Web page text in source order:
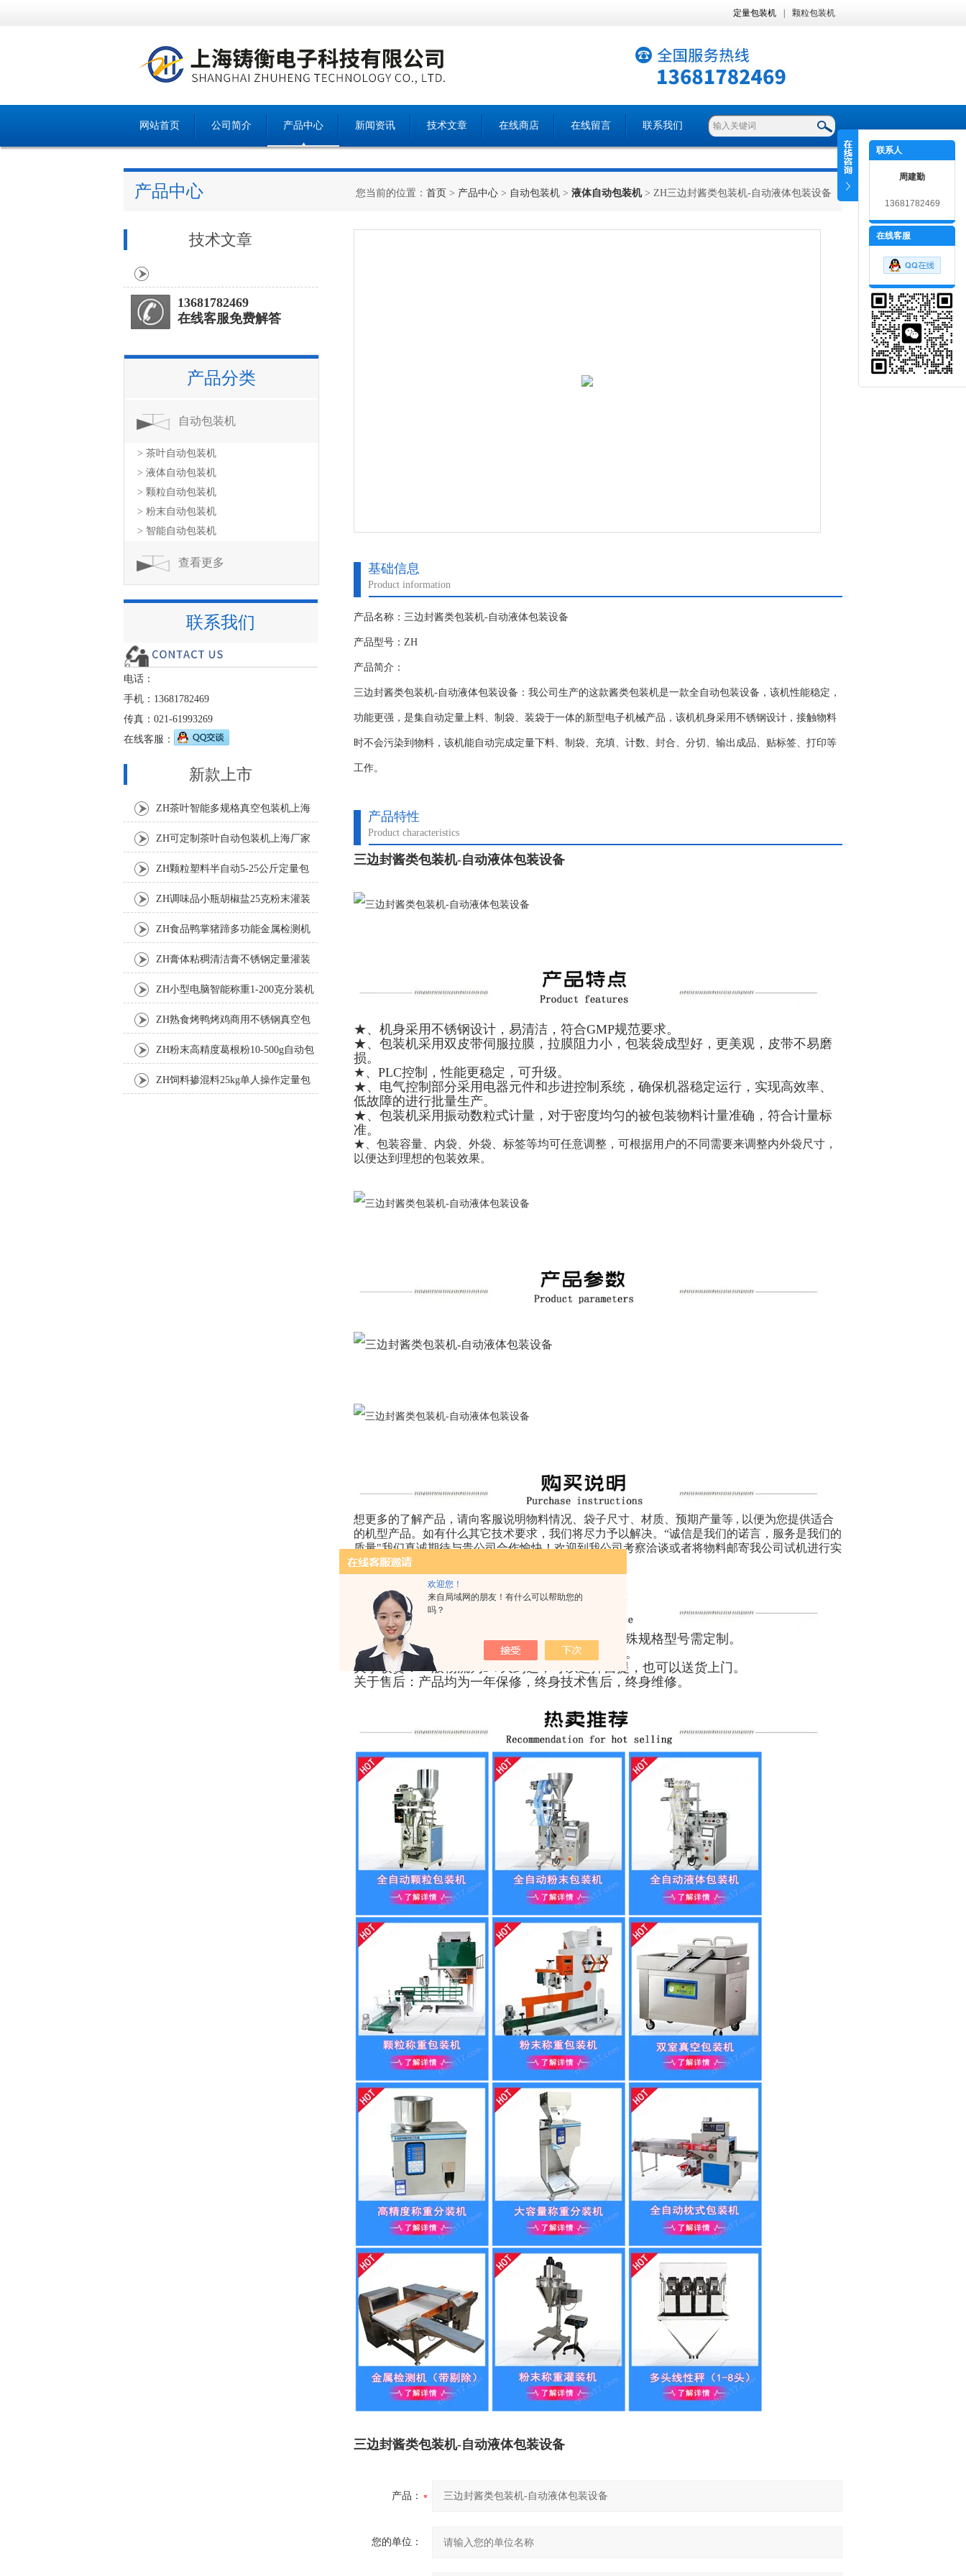
欢迎您！
来自局域网的朋友！有什么可以帮助您的
吗？
定量包装机 颗粒包装机
网站首页 公司简介 产品中心 新闻资讯 技术文章 在线商店 在线留言 联系我们
产品中心 您当前的位置： 首页 > 产品中心 > 自动包装机 > 液体自动包装机> ZH三边封酱类包装机-自动液体包装设备
基础信息
Product information
产品名称：三边封酱类包装机-自动液体包装设备
产品型号：ZH
产品简介：
三边封酱类包装机-自动液体包装设备：我公司生产的这款酱类包装机是一款全自动包装设备，该机性能稳定，
功能更强，是集自动定量上料、制袋、装袋于一体的新型电子机械产品，该机机身采用不锈钢设计，接触物料
时不会污染到物料，该机能自动完成定量下料、制袋、充填、计数、封合、分切、输出成品、贴标签、打印等
工作。
产品特性
Product characteristics
三边封酱类包装机-自动液体包装设备
★、机身采用不锈钢设计，易清洁，符合GMP规范要求。
★、包装机采用双皮带伺服拉膜，拉膜阻力小，包装袋成型好，更美观，皮带不易磨
损。
★、PLC控制，性能更稳定，可升级。
★、电气控制部分采用电器元件和步进控制系统，确保机器稳定运行，实现高效率、
低故障的进行批量生产。
★、包装机采用振动数粒式计量，对于密度均匀的被包装物料计量准确，符合计量标
准。
★、包装容量、内袋、外袋、标签等均可任意调整，可根据用户的不同需要来调整内外袋尺寸，
以便达到理想的包装效果。
想更多的了解产品，请向客服说明物料情况、袋子尺寸、材质、预期产量等 , 以便为您提供适合
的机型产品。如有什么其它技术要求，我们将尽力予以解决。“诚信是我们的诺言，服务是我们的
质量"我们真诚期待与贵公司合作愉快！欢迎到我公司考察洽谈或者将物料邮寄我公司试机进行实
测！
关于发货：常规产品有现货，72小时内发货，特殊规格型号需定制。
关于运费：所有产品都是厂家直接发货，免运费。
关于收货：一般物流为3-7天到达，可以选择自提，也可以送货上门。
关于售后：产品均为一年保修，终身技术售后，终身维修。
三边封酱类包装机-自动液体包装设备
产品：
您的单位：
技术文章
13681782469
在线客服免费解答
产品分类
自动包装机
> 茶叶自动包装机
> 液体自动包装机
> 颗粒自动包装机
> 粉末自动包装机
> 智能自动包装机
查看更多
联系我们
电话：
手机：13681782469
传真：021-61993269
在线客服：
新款上市
ZH茶叶智能多规格真空包装机上海
厂家 ZH可定制茶叶自动包装机上海厂家
ZH颗粒塑料半自动5-25公斤定量包
装机 ZH调味品小瓶胡椒盐25克粉末灌装
ZH食品鸭掌猪蹄多功能金属检测机
ZH膏体粘稠清洁膏不锈钢定量灌装
机厂家 ZH小型电脑智能称重1-200克分装机
ZH熟食烤鸭烤鸡商用不锈钢真空包
装机 ZH粉末高精度葛根粉10-500g自动包
装机 ZH饲料掺混料25kg单人操作定量包
联系人
周建勤
13681782469
在线客服